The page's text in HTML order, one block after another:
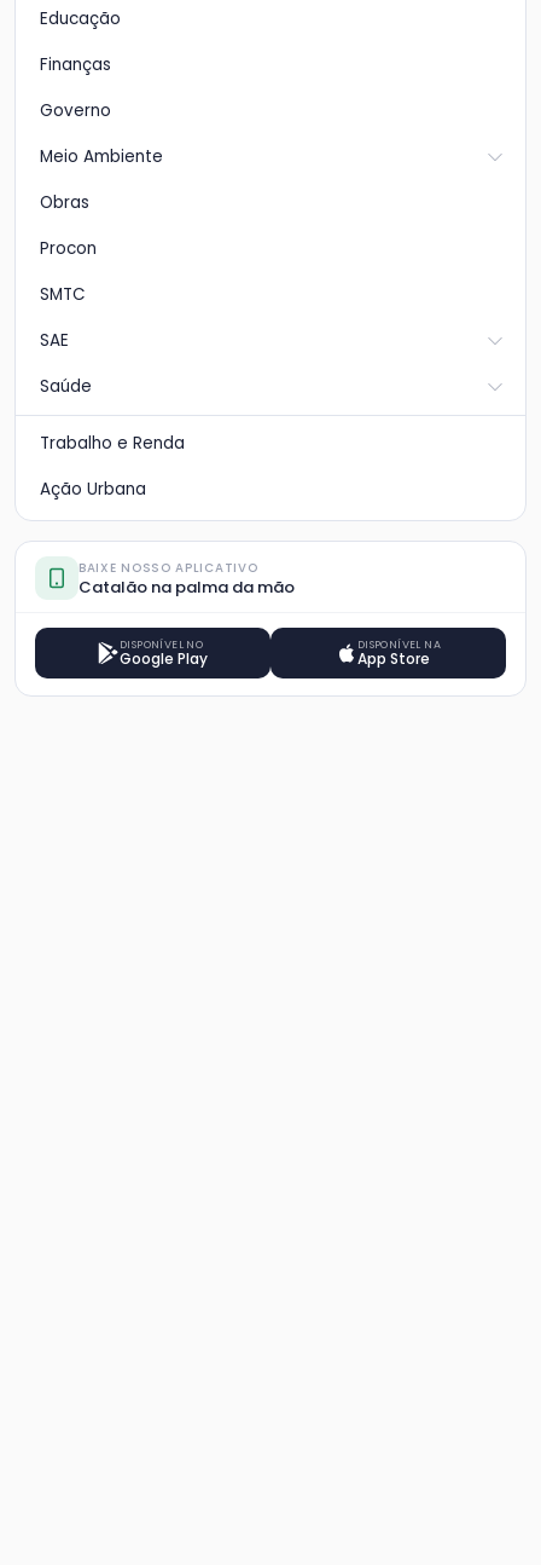
Educação
Finanças
Governo
Meio Ambiente
Obras
Procon
SMTC
SAE
Saúde
Trabalho e Renda
Ação Urbana
BAIXE NOSSO APLICATIVO
Catalão na palma da mão
DISPONÍVEL NO
Google Play
DISPONÍVEL NA
App Store